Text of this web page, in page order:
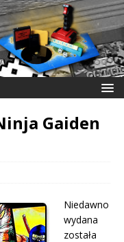
Gaiden
Niedawno
wydana
została